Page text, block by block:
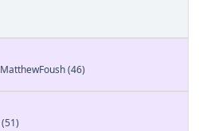
MatthewFoush(46)
(51)